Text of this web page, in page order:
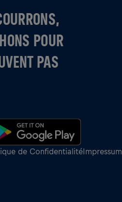
POUR
PAS
de ConfidentialitéImpressum